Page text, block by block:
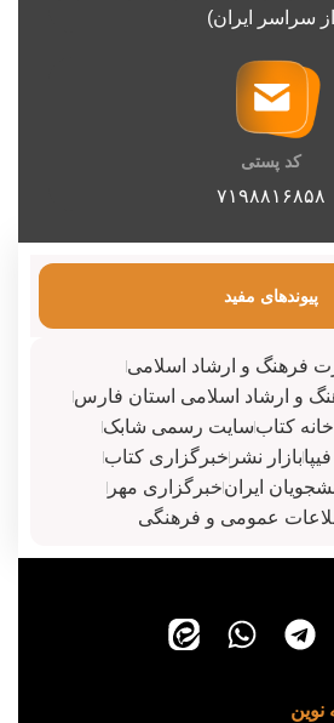
از سراسر ایران)
کد پستی
۷۱۹۸۸۱۶۸۵۸
پیوندهای مفید
فرهنگ و ارشاد اسلامی
و ارشاد اسلامی استان فارس
کتابسایت رسمی شابک
بازار نشر خبرگزاری کتاب
ایرانخبرگزاری مهر
عمومی و فرهنگی
نوین